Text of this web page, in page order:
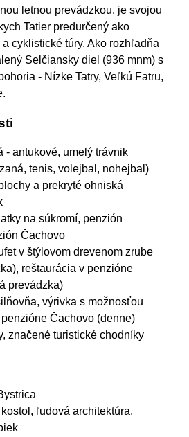
letnou prevádzkou, je svojou
Tatier predurčený ako
cyklistické túry. Ako rozhľadňa
Selčiansky diel (936 mnm) s
- Nízke Tatry, Veľkú Fatru,
- antukové, umelý trávnik
tenis, volejbal, nohejbal)
a prekryté ohniská
na súkromí, penzión
Čachovo
v štýlovom drevenom zrube
reštaurácia v penzióne
prevádzka)
výrivka s možnosťou
Čachovo (denne)
značené turistické chodníky
ľudová architektúra,